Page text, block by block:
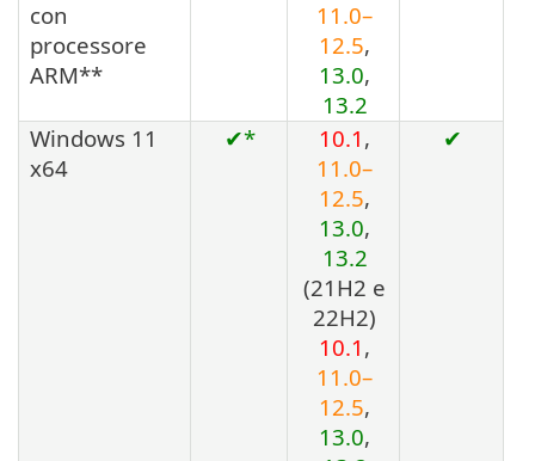
con
processore
ARM**
11.0–
12.5,
13.0,
13.2
Windows 11
x64
✔* 10.1 ,
11.0–
12.5,
13.0,
13.2
(21H2 e
22H2)
10.1 ,
11.0–
12.5,
13.0,
✔